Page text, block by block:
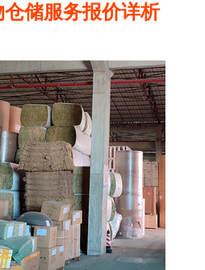
储服务报价详析